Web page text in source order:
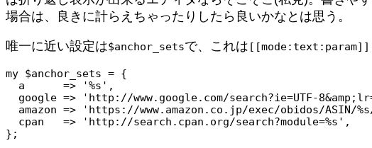
場合は、良きに計らえちゃったりしたら良いかなとは思う。
唯一に近い設定は$anchor_setsで、これは [[mode:text:param]]
my $anchor_sets = {
};